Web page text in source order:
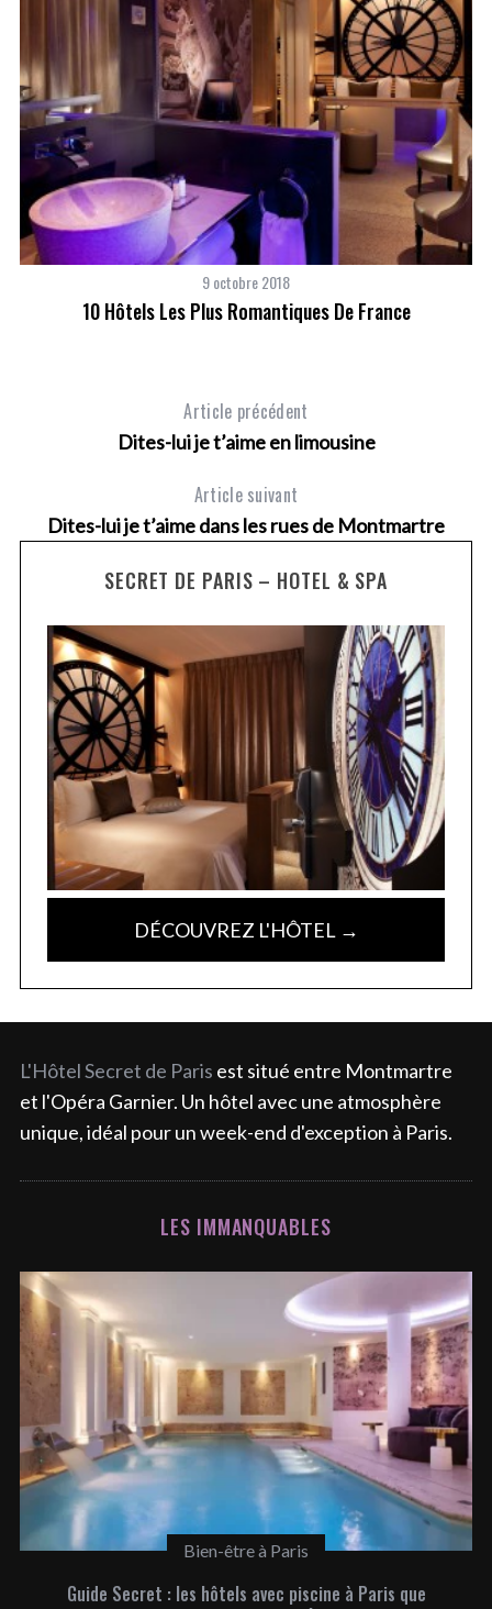
9 octobre 2018
10 Hôtels Les Plus Romantiques De France
Article précédent
Dites-lui je t’aime en limousine
Article suivant
Dites-lui je t’aime dans les rues de Montmartre
SECRET DE PARIS – HOTEL & SPA
DÉCOUVREZ L'HÔTEL →
L'Hôtel Secret de Paris est situé entre Montmartre
et l'Opéra Garnier. Un hôtel avec une atmosphère
unique, idéal pour un week-end d'exception à Paris.
LES IMMANQUABLES
Paris gourmand
Les meilleurs Rooftops de Paris
e
a
r
c
h
f
o
r